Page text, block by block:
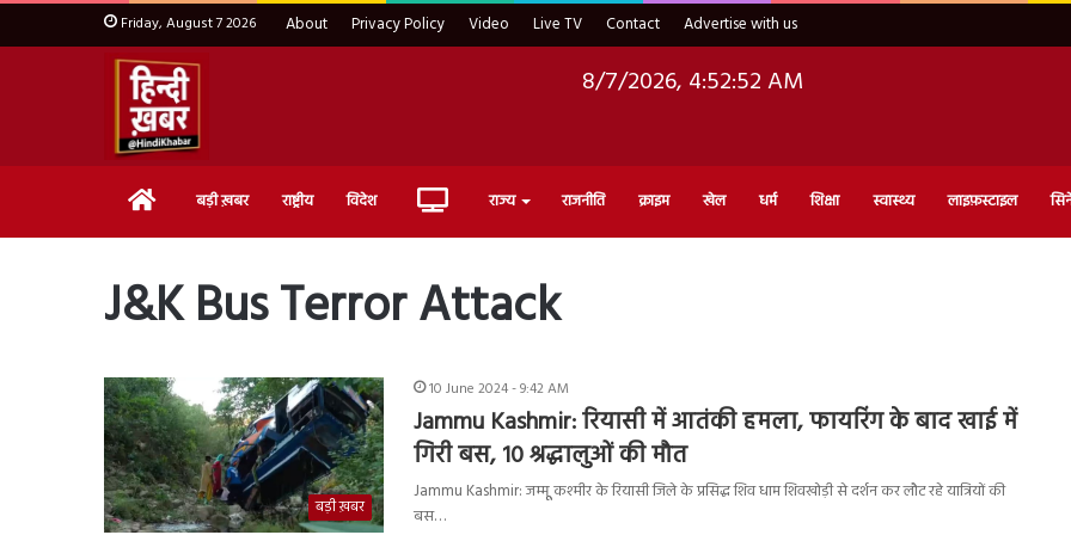
Friday, August 7 2026 About Privacy Policy Video Live TV Contact Advertise with us
8/7/2026, 4:52:53 AM
Home बड़ी ख़बर राष्ट्रीय विदेश Live राज्य राजनीति क्राइम खेल धर्म शिक्षा स्वास्थ्य लाइफ़स्टाइल
J&K Bus Terror Attack
बड़ी ख़बर
10 June 2024 - 9:42 AM
Jammu Kashmir: रियासी में आतंकी हमला, फायरिंग के बाद खाई में
गिरी बस, 10 श्रद्धालुओं की मौत
Jammu Kashmir: जम्मूू कश्मीर के रियासी जिले के प्रसिद्ध शिव धाम शिवखोड़ी से दर्शन कर लौट रहे यात्रियों की
बस…